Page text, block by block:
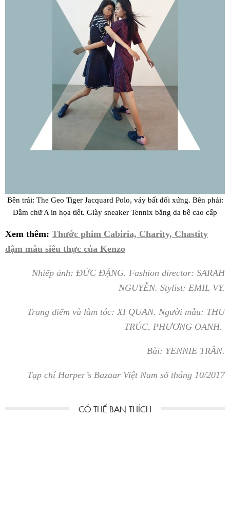
Bên trái: The Geo Tiger Jacquard Polo, váy bất đối xứng. Bên phải:
Đầm chữ A in họa tiết. Giày sneaker Tennix bằng da bê cao cấp
Xem thêm: Thước phim Cabiria, Charity, Chastity
đậm màu siêu thực của Kenzo
Nhiếp ảnh: ĐỨC ĐẶNG. Fashion director: SARAH
NGUYỄN. Stylist: EMIL VY.
Trang điểm và làm tóc: XI QUAN. Người mẫu: THU
TRÚC, PHƯƠNG OANH.
Bài: YENNIE TRẦN.
Tạp chí Harper’s Bazaar Việt Nam số tháng 10/2017